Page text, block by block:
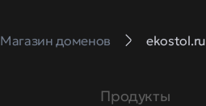
Магазин доменов ekostol.ru
Продукты